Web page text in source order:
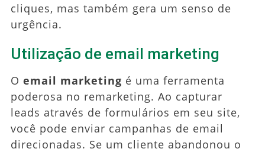
cliques, mas também gera um senso de
urgência.
Utilização de email marketing
O email marketing é uma ferramenta
poderosa no remarketing. Ao capturar
leads através de formulários em seu site,
você pode enviar campanhas de email
direcionadas. Se um cliente abandonou o